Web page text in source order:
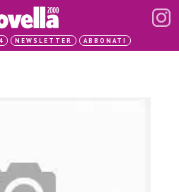
NEWSLETTER ABBONATI